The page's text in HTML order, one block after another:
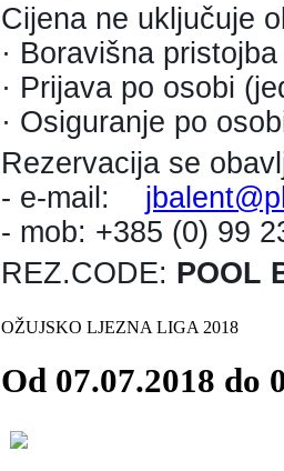
Cijena ne uključuje
· Boravišna
· Prijava po osobi
· Osiguranje po
Rezervacija se
- e-mail:
- mob: +385 (0) 99
REZ.CODE: POOL
OŽUJSKO LJEZNA LIGA 2018
Od 07.07.2018 do